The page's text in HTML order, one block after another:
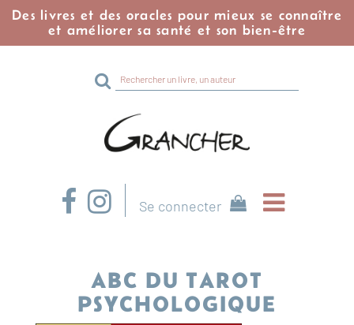
Des livres et des oracles pour mieux se connaître
et améliorer sa santé et son bien-être
Rechercher
sur
Se connecter
ABC DU TAROT
PSYCHOLOGIQUE